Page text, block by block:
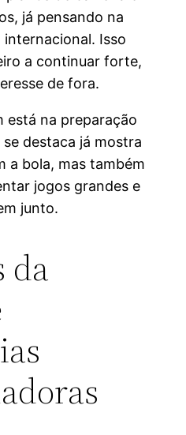
já pensando na
Isso
a continuar forte,
de fora.
está na preparação
destaca já mostra
a bola, mas também
jogos grandes e
junto.
da